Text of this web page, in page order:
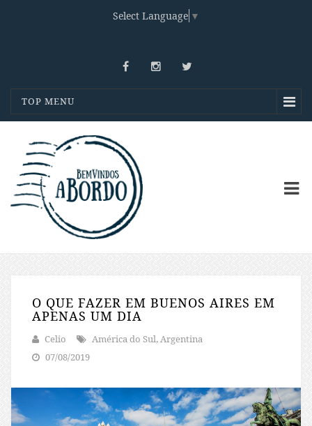
Select Language ▼
TOP MENU
O QUE FAZER EM BUENOS AIRES EM
APENAS UM DIA
Celio
América do Sul, Argentina
07/08/2019